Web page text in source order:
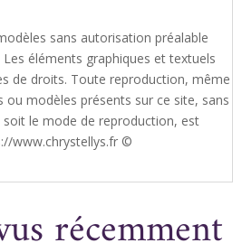
sans autorisation préalable
Les éléments graphiques et textuels
de droits. Toute reproduction, même
ou modèles présents sur ce site, sans
soit le mode de reproduction, est
www.chrystellys.fr ©